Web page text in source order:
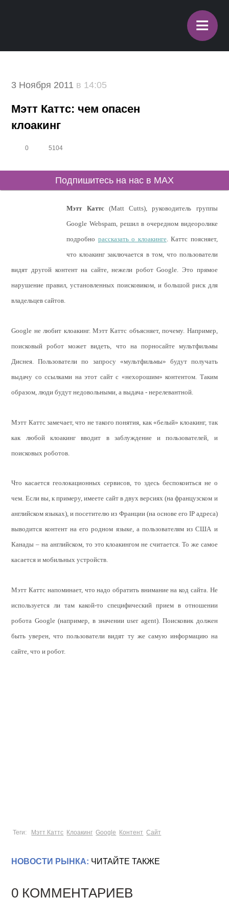
≡
3 Ноября 2011 в 14:05
Мэтт Каттс: чем опасен
клоакинг
0 5104
Подпишитесь на нас в MAX
Мэтт Каттс(Matt Cutts), руководитель группы
Google Webspam, решил в очередном видеоролике
подробно рассказать о клоакинге. Каттс поясняет,
что клоакинг заключается в том, что пользователи
видят другой контент на сайте, нежели робот Google. Это прямое
нарушение правил, установленных поисковиком, и большой риск для
владельцев сайтов.
Google не любит клоакинг. Мэтт Каттс объясняет, почему. Например,
поисковый робот может видеть, что на порносайте мультфильмы
Диснея. Пользователи по запросу «мультфильмы» будут получать
выдачу со ссылками на этот сайт с «нехорошим» контентом. Таким
образом, люди будут недовольными, а выдача - нерелевантной.
Мэтт Каттс замечает, что не такого понятия, как «белый» клоакинг, так
как любой клоакинг вводит в заблуждение и пользователей, и
поисковых роботов.
Что касается геолокационных сервисов, то здесь беспокоиться не о
чем. Если вы, к примеру, имеете сайт в двух версиях (на французском и
английском языках), и посетителю из Франции (на основе его IP адреса)
выводится контент на его родном языке, а пользователям из США и
Канады – на английском, то это клоакингом не считается. То же самое
касается и мобильных устройств.
Мэтт Каттс напоминает, что надо обратить внимание на код сайта. Не
используется ли там какой-то специфический прием в отношении
робота Google (например, в значении user agent). Поисковик должен
быть уверен, что пользователи видят ту же самую информацию на
сайте, что и робот.
Теги: Мэтт Каттс Клоакинг Google Контент Сайт
НОВОСТИ РЫНКА: ЧИТАЙТЕ ТАКЖЕ
0 КОММЕНТАРИЕВ